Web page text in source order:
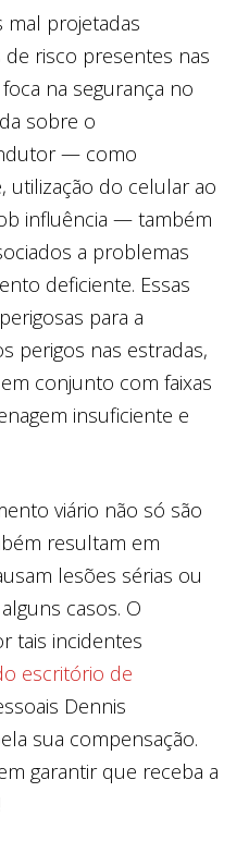
mal projetadas
risco presentes nas
na segurança no
sobre o
— como
utilização do celular ao
influência — também
a problemas
deficiente. Essas
para a
perigos nas estradas,
conjunto com faixas
insuficiente e
viário não só são
resultam em
lesões sérias ou
casos. O
tais incidentes
escritório de
Dennis
sua compensação.
garantir que receba a